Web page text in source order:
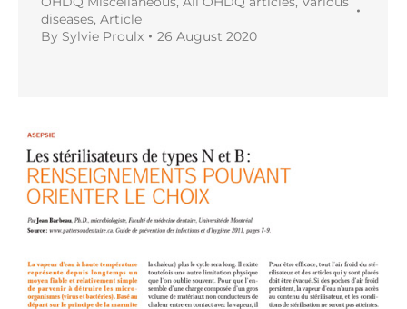
diseases, Article
By Sylvie Proulx 26 August 2020